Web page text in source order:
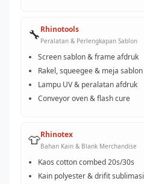
🔧Rhinotools
Peralatan & Perlengkapan Sablon
Screen sablon & frame afdruk
Rakel, squeegee & meja sablon
Lampu UV & peralatan afdruk
Conveyor oven & flash cure
👕Rhinotex
Bahan Kain & Blank Merchandise
Kaos cotton combed 20s/30s
Kain polyester & drifit sublimasi